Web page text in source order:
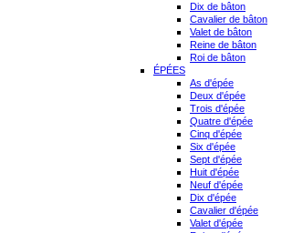
Dix de bâton
Cavalier de bâton
Valet de bâton
Reine de bâton
Roi de bâton
ÉPÉES
As d'épée
Deux d'épée
Trois d'épée
Quatre d'épée
Cinq d'épée
Six d'épée
Sept d'épée
Huit d'épée
Neuf d'épée
Dix d'épée
Cavalier d'épée
Valet d'épée